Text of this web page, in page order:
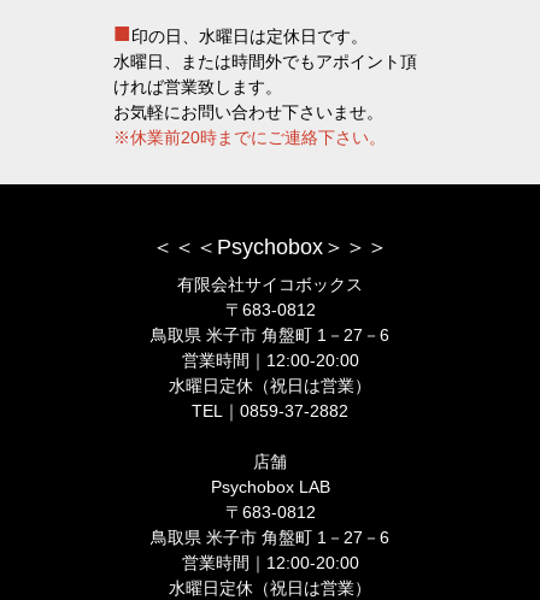
■印の日、水曜日は定休日です。
水曜日、または時間外でもアポイント頂
ければ営業致します。
お気軽にお問い合わせ下さいませ。
※休業前20時までにご連絡下さい。
＜＜＜Psychobox＞＞＞
有限会社サイコボックス
〒683-0812
鳥取県 米子市 角盤町 1－27－6
営業時間｜12:00-20:00
水曜日定休（祝日は営業）
TEL｜0859-37-2882
店舗
Psychobox LAB
〒683-0812
鳥取県 米子市 角盤町 1－27－6
営業時間｜12:00-20:00
水曜日定休（祝日は営業）